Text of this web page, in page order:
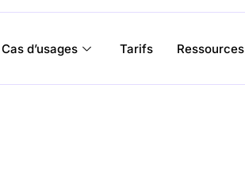
Cas d’usages Tarifs Ressources